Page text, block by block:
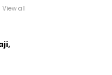
View all